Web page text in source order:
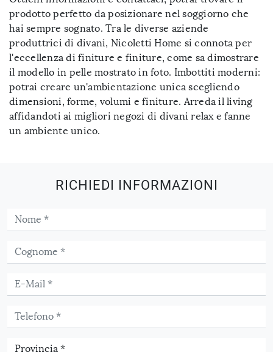
prodotto perfetto da posizionare nel soggiorno che
hai sempre sognato. Tra le diverse aziende
produttrici di divani, Nicoletti Home si connota per
l'eccellenza di finiture e finiture, come sa dimostrare
il modello in pelle mostrato in foto. Imbottiti moderni:
potrai creare un'ambientazione unica scegliendo
dimensioni, forme, volumi e finiture. Arreda il living
affidandoti ai migliori negozi di divani relax e fanne
un ambiente unico.
RICHIEDI INFORMAZIONI